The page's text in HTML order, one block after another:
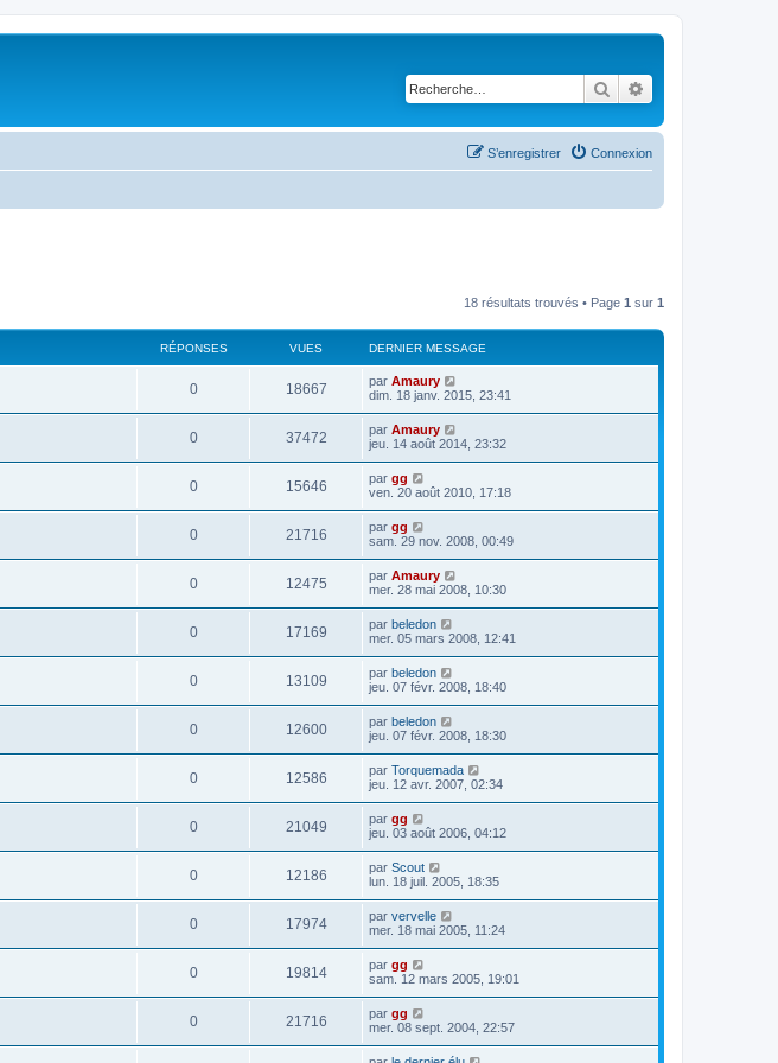
Rechercher
Connexion
S’enregistrer
18 résultats trouvés • Page 1 sur 1
RÉPONSES VUES DERNIER MESSAGE
0 18667 par Amaury
dim. 18 janv. 2015, 23:41
0 37472 par Amaury
jeu. 14 août 2014, 23:32
0 15646 par gg
ven. 20 août 2010, 17:18
0 21716 par gg
sam. 29 nov. 2008, 00:49
0 12475 par Amaury
mer. 28 mai 2008, 10:30
0 17169 par beledon
mer. 05 mars 2008, 12:41
0 13109 par beledon
jeu. 07 févr. 2008, 18:40
0 12600 par beledon
jeu. 07 févr. 2008, 18:30
0 12586 par Torquemada
jeu. 12 avr. 2007, 02:34
0 21049 par gg
jeu. 03 août 2006, 04:12
0 12186 par Scout
lun. 18 juil. 2005, 18:35
0 17974 par vervelle
mer. 18 mai 2005, 11:24
0 19814 par gg
sam. 12 mars 2005, 19:01
0 21716 par gg
mer. 08 sept. 2004, 22:57